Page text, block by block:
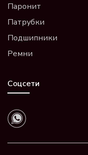
Паронит
Патрубки
Подшипники
Ремни
Соцсети